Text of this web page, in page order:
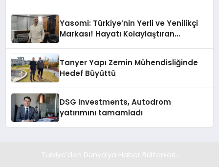
Yasomi: Türkiye’nin Yerli ve Yenilikçi
Markası! Hayatı Kolaylaştıran
Tanyer Yapı Zemin Mühendisliğinde
Hedef Büyüttü
DSG Investments, Autodrom
yatırımını tamamladı
Türkiye'den Dünya'ya Haber Bültenleri..